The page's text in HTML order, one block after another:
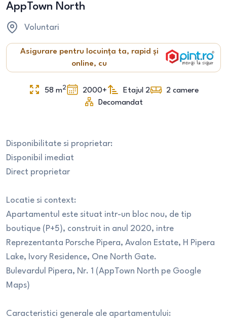
AppTown North
Voluntari
Asigurare pentru locuința ta, rapid și
online, cu
58 m2 2000+ Etajul 2 2 camere
Decomandat
Disponibilitate si proprietar:
Disponibil imediat
Direct proprietar
Locatie si context:
Apartamentul este situat intr-un bloc nou, de tip
boutique (P+5), construit in anul 2020, intre
Reprezentanta Porsche Pipera, Avalon Estate, H Pipera
Lake, Ivory Residence, One North Gate.
Bulevardul Pipera, Nr. 1 (AppTown North pe Google
Maps)
Caracteristici generale ale apartamentului: